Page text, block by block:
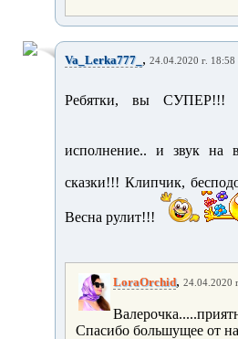
Va_Lerka777_ , 24.04.2020 г. 18:58
Ребятки, вы
исполнение.. и звук на
сказки!!! Клипчик,
Весна рулит!!!
LoraOrchid, 24.04.2020
Спасибо большущее от